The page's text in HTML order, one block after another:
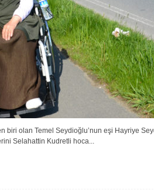
biri olan Temel Seydioğlu’nun eşi Hayriye
Selahattin Kudretli hoca...